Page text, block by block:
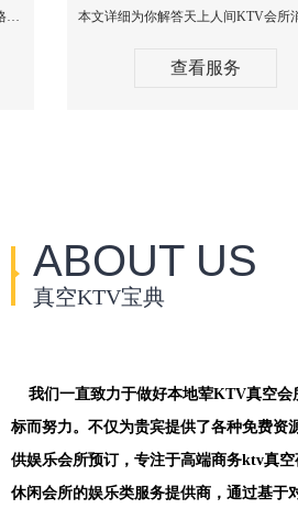
本文详细为你解答英皇国际KTV消费价格点评，更多关于荤的KTV真空服务哪家好免费咨询1312 0333301微信同步！
查看服务
ABOUT US
真空KTV宝典
我们一直致力于做好本地荤KTV真空
标而努力。不仅为贵宾提供了各种免费资
供娱乐会所预订，专注于高端商务ktv真
休闲会所的娱乐类服务提供商，通过基于